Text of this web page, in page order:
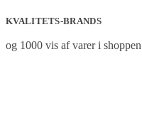
KVALITETS-BRANDS
og 1000 vis af varer i shoppen